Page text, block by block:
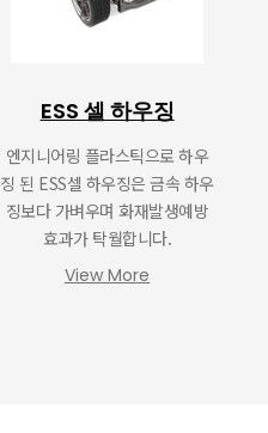
ESS 셀 하우징
엔지니어링 플라스틱으로 하우
징 된 ESS셀 하우징은 금속 하우
징보다 가벼우며 화재발생예방
효과가 탁월합니다.
View More